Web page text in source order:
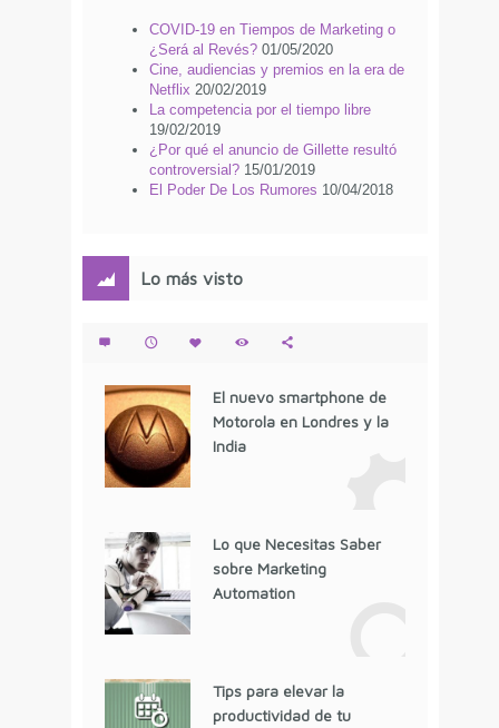
COVID-19 en Tiempos de Marketing o
¿Será al Revés? 01/05/2020
Cine, audiencias y premios en la era de
Netflix 20/02/2019
La competencia por el tiempo libre
19/02/2019
¿Por qué el anuncio de Gillette resultó
controversial? 15/01/2019
El Poder De Los Rumores 10/04/2018
Lo más visto
El nuevo smartphone de
Motorola en Londres y la
India
Lo que Necesitas Saber
sobre Marketing
Automation
Tips para elevar la
productividad de tu